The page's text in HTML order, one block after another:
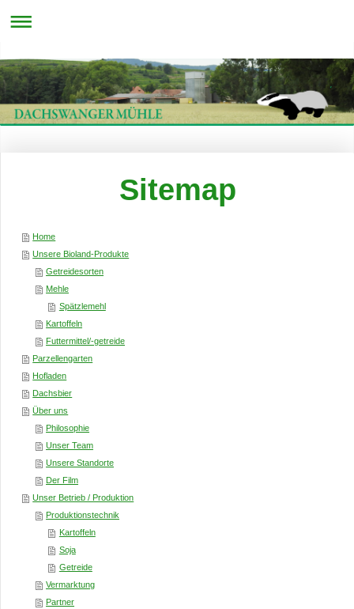
Sitemap
Home
Unsere Bioland-Produkte
Getreidesorten
Mehle
Spätzlemehl
Kartoffeln
Futtermittel/-getreide
Parzellengarten
Hofladen
Dachsbier
Über uns
Philosophie
Unser Team
Unsere Standorte
Der Film
Unser Betrieb / Produktion
Produktionstechnik
Kartoffeln
Soja
Getreide
Vermarktung
Partner